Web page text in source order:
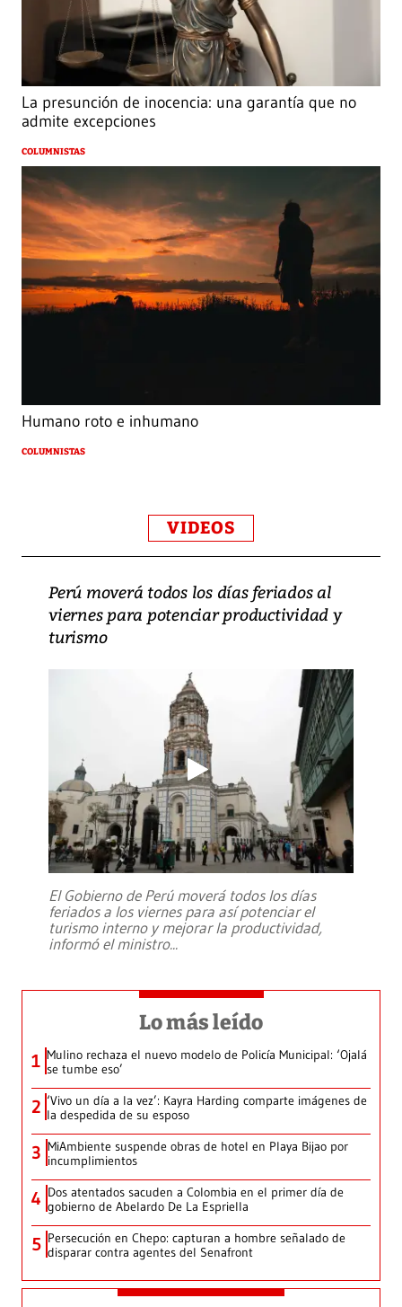
La presunción de inocencia: una garantía que no
admite excepciones
COLUMNISTAS
Humano roto e inhumano
COLUMNISTAS
VIDEOS
Perú moverá todos los días feriados al
viernes para potenciar productividad y
turismo
El Gobierno de Perú moverá todos los días
feriados a los viernes para así potenciar el
turismo interno y mejorar la productividad,
informó el ministro...
Lo más leído
1 Mulino rechaza el nuevo modelo de Policía Municipal: ‘Ojalá
se tumbe eso’
2 ‘Vivo un día a la vez’: Kayra Harding comparte imágenes de
la despedida de su esposo
3 MiAmbiente suspende obras de hotel en Playa Bijao por
incumplimientos
4 Dos atentados sacuden a Colombia en el primer día de
gobierno de Abelardo De La Espriella
5 Persecución en Chepo: capturan a hombre señalado de
disparar contra agentes del Senafront